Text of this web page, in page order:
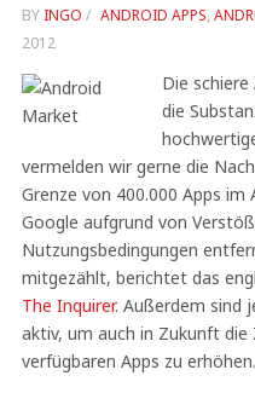
BY INGO / ANDROID APPS,
2012
Die
die
vermelden wir gerne die
Grenze von 400.000 Apps
Google aufgrund von
Nutzungsbedingungen
mitgezählt, berichtet das
The Inquirer. Außerdem sind
aktiv, um auch in Zukunft
verfügbaren Apps zu erhöhen.